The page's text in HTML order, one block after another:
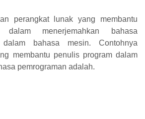
perangkat lunak yang membantu
dalam menerjemahkan bahasa
bahasa mesin. Contohnya
membantu penulis program dalam
pemrograman adalah.